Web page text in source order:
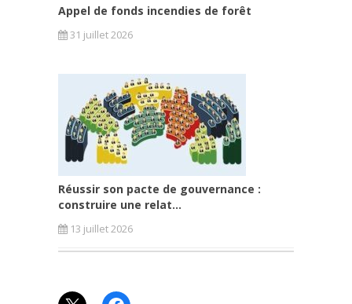
Appel de fonds incendies de forêt
31 juillet 2026
Réussir son pacte de gouvernance :
construire une relat...
13 juillet 2026